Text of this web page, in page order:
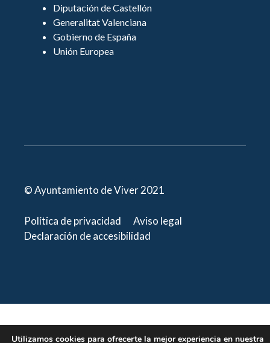
Diputación de Castellón
Generalitat Valenciana
Gobierno de España
Unión Europea
© Ayuntamiento de Viver 2021
Política de privacidad
Aviso legal
Declaración de accesibilidad
Utilizamos cookies para ofrecerte la mejor experiencia en nuestra